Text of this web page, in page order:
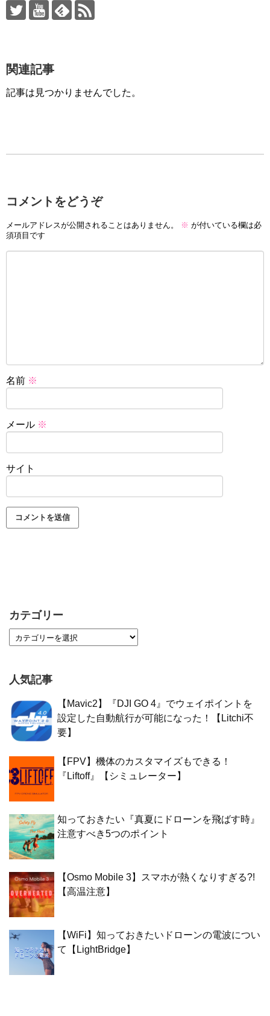
関連記事
記事は見つかりませんでした。
コメントをどうぞ
メールアドレスが公開されることはありません。 ※ が付いている欄は必
須項目です
名前 ※
メール ※
サイト
カテゴリー
人気記事
【Mavic2】『DJI GO 4』でウェイポイントを
設定した自動航行が可能になった！【Litchi不
要】
【FPV】機体のカスタマイズもできる！
『Liftoff』【シミュレーター】
知っておきたい『真夏にドローンを飛ばす時』
注意すべき5つのポイント
【Osmo Mobile 3】スマホが熱くなりすぎる?!
【高温注意】
【WiFi】知っておきたいドローンの電波につい
て【LightBridge】